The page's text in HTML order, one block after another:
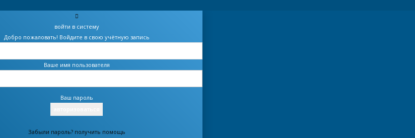
войти в систему
Добро пожаловать! Войдите в свою учётную запись
Ваше имя пользователя
Ваш пароль
Забыли пароль? получить помощь